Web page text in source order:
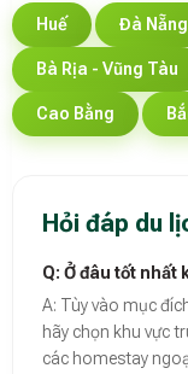
Huế Đà Nẵng
Bà Rịa - Vũng Tàu
Cao Bằng
Hỏi đáp du
Q: Ở đâu tốt nhất
A: Tùy vào mục
hãy chọn khu vực
các homestay